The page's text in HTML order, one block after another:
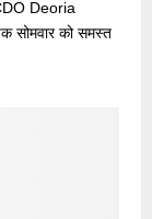
Deoria
सोमवार को समस्त